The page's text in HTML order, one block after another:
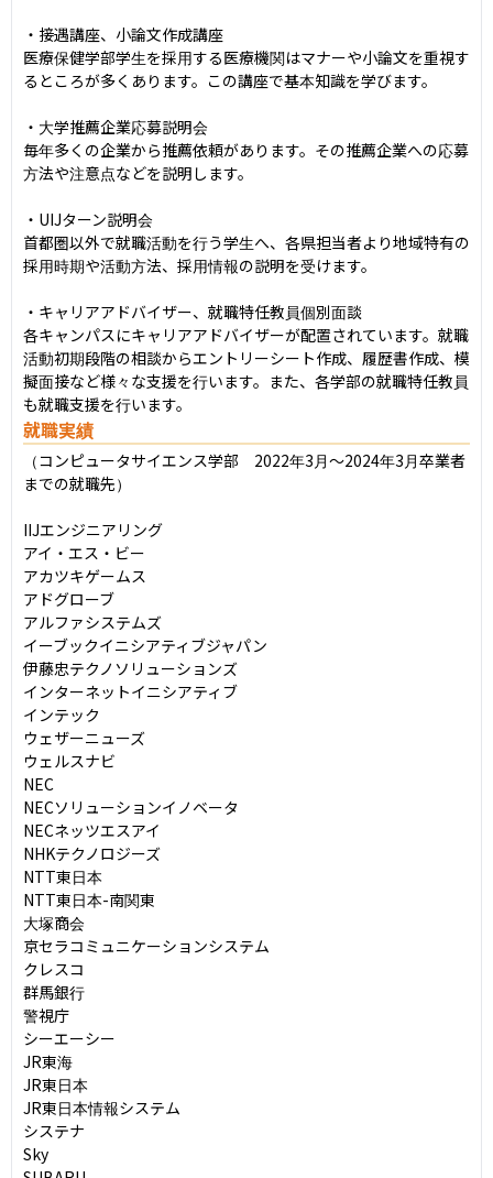
・接遇講座、小論文作成講座
医療保健学部学生を採用する医療機関はマナーや小論文を重視す
るところが多くあります。この講座で基本知識を学びます。
・大学推薦企業応募説明会
毎年多くの企業から推薦依頼があります。その推薦企業への応募
方法や注意点などを説明します。
・UIJターン説明会
首都圏以外で就職活動を行う学生へ、各県担当者より地域特有の
採用時期や活動方法、採用情報の説明を受けます。
・キャリアアドバイザー、就職特任教員個別面談
各キャンパスにキャリアアドバイザーが配置されています。就職
活動初期段階の相談からエントリーシート作成、履歴書作成、模
擬面接など様々な支援を行います。また、各学部の就職特任教員
も就職支援を行います。
就職実績
（コンピュータサイエンス学部　2022年3月～2024年3月卒業者
までの就職先）
IIJエンジニアリング
アイ・エス・ビー
アカツキゲームス
アドグローブ
アルファシステムズ
イーブックイニシアティブジャパン
伊藤忠テクノソリューションズ
インターネットイニシアティブ
インテック
ウェザーニューズ
ウェルスナビ
NEC
NECソリューションイノベータ
NECネッツエスアイ
NHKテクノロジーズ
NTT東日本
NTT東日本-南関東
大塚商会
京セラコミュニケーションシステム
クレスコ
群馬銀行
警視庁
シーエーシー
JR東海
JR東日本
JR東日本情報システム
システナ
Sky